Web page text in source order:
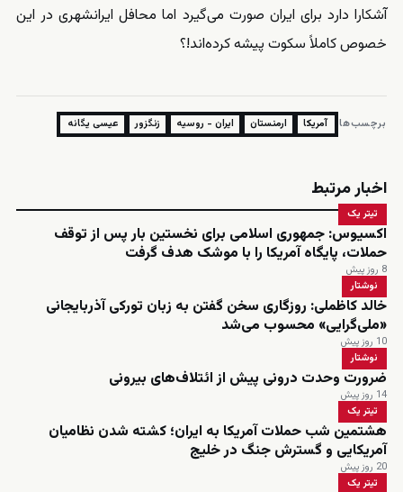
آشکارا دارد برای ایران صورت می‌گیرد اما محافل ایرانشهری در این
خصوص کاملاً سکوت پیشه کرده‌اند!؟
برچسب‌ها: آمریکا ارمنستان ایران - روسیه زنگزور عيسی یگانه
اخبار مرتبط
تیتر یک
اکسیوس: جمهوری اسلامی برای نخستین بار پس از توقف
حملات، پایگاه آمریکا را با موشک هدف گرفت
8 روز پیش
نوشتار
خالد کاظملی: روزگاری سخن گفتن به زبان تورکی آذربایجانی
«ملی‌گرایی» محسوب می‌شد
10 روز پیش
نوشتار
ضرورت وحدت درونی پیش از ائتلاف‌های بیرونی
14 روز پیش
تیتر یک
هشتمین شب حملات آمریکا به ایران؛ کشته شدن نظامیان
آمریکایی و گسترش جنگ در خلیج
20 روز پیش
تیتر یک